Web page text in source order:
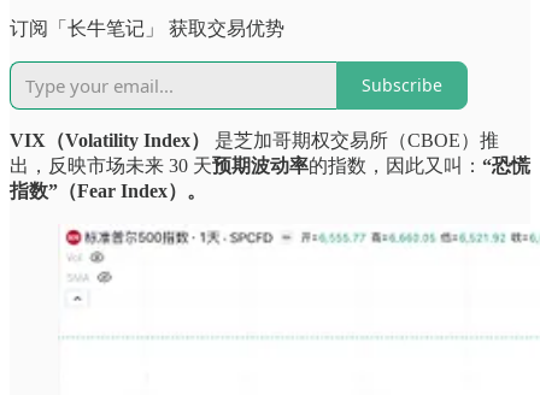
订阅「长牛笔记」 获取交易优势
Subscribe
VIX（Volatility Index）
是芝加哥期权交易所（CBOE）推
出，反映市场未来 30 天预期波动率的指数，因此又叫： “恐慌
指数”（Fear Index）。